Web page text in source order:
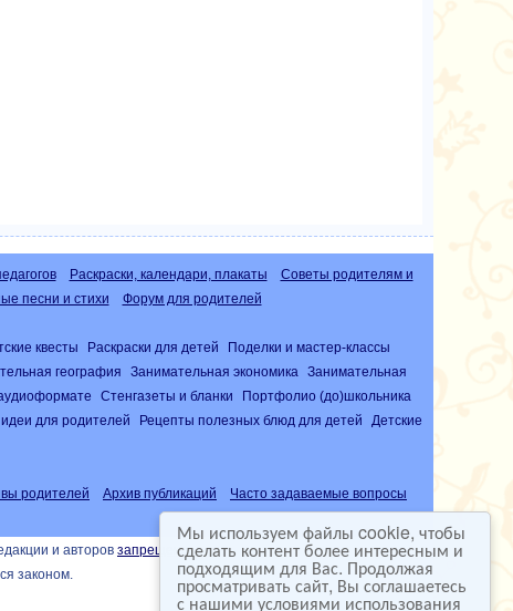
Мы используем файлы cookie, чтобы
сделать контент более интересным и
подходящим для Вас. Продолжая
просматривать сайт, Вы соглашаетесь
с нашими условиями использования
Раскраски, календари, плакаты
Советы родителям и
песни и стихи Форум для родителей
квесты Раскраски для детей
Поделки и мастер-классы
география Занимательная экономика
Занимательная
Стенгазеты и бланки
Портфолио (до)школьника
для родителей Рецепты полезных блюд для детей
Детские
родителей Архив публикаций
Часто задаваемые вопросы
и авторов запрещена
законом.